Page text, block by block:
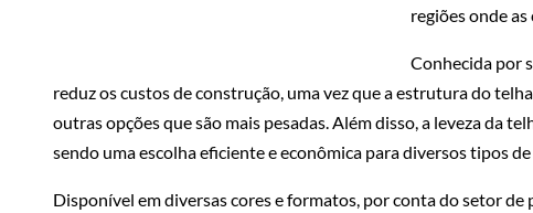
regiões onde
Conhecida por
reduz os custos de construção, uma vez que a estrutura do
outras opções que são mais pesadas. Além disso, a leveza da
sendo uma escolha eficiente e econômica para diversos tipos
Disponível em diversas cores e formatos, por conta do setor